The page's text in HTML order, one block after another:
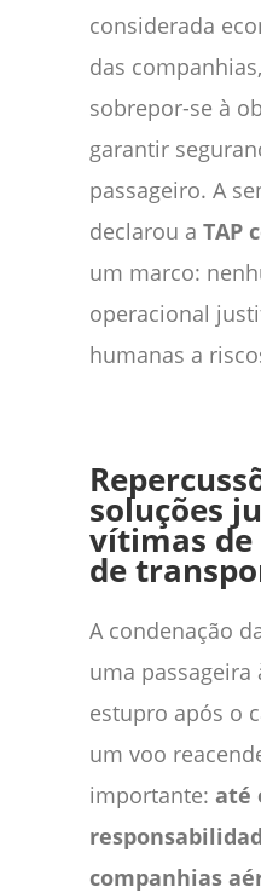
considerada
das
sobrepor-se à
garantir
passageiro. A
declarou a TAP
um marco:
operacional
humanas a
soluções
vítimas de
de
A condenação
uma passageira
estupro após o
um voo
importante: até
companhias